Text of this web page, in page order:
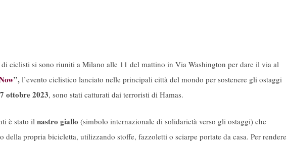
di ciclisti si sono riuniti a Milano alle 11 del mattino in Via Washington per dare il via al
”, l’evento ciclistico lanciato nelle principali città del mondo per sostenere gli ostaggi
7 ottobre 2023, sono stati catturati dai terroristi di Hamas.
è stato il nastro giallo (simbolo internazionale di solidarietà verso gli ostaggi) che
della propria bicicletta, utilizzando stoffe, fazzoletti o sciarpe portate da casa. Per rendere